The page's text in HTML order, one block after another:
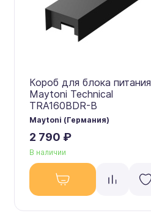
Короб для блока питания
Maytoni Technical
TRA160BDR-B
Maytoni (Германия)
2 790 ₽
В наличии